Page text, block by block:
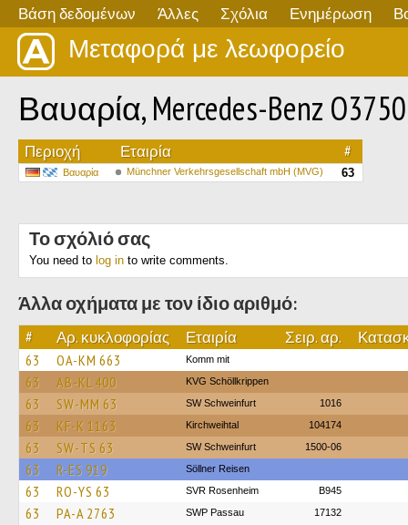
Βάση δεδομένων Άλλες Σχόλια Ενημέρωση
Μεταφορά με λεωφορείο
Βαυαρία, Mercedes-Benz
Περιοχή Εταιρία #
Βαυαρία Münchner Verkehrsgesellschaft mbH (MVG) 63
Το σχόλιό σας
You need to log in to write comments.
Άλλα οχήματα με τον ίδιο αριθμό:
# Αρ. κυκλοφορίας Εταιρία Σειρ. αρ.
63 OA-KM 663 Komm mit
63 AB-KL 400 KVG Schöllkrippen
63 SW-MM 63 SW Schweinfurt 1016
63 KF-K 1163 Kirchweihtal 104174
63 SW-TS 63 SW Schweinfurt 1500-06
63 R-ES 919 Söllner Reisen
63 RO-YS 63 SVR Rosenheim B945
63 PA-A 2763 SWP Passau 17132